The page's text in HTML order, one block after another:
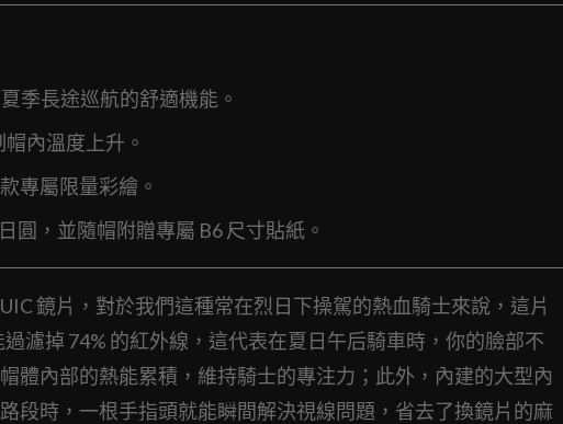
季長途巡航的舒適機能。
內溫度上升。
專屬限量彩繪。
圓，並隨帽附贈專屬 B6 尺寸貼紙。
鏡片，對於我們這種常在烈日下操駕的熱血騎士來說，這片
濾掉 74% 的紅外線，這代表在夏日午后騎車時，你的臉部不
體內部的熱能累積，維持騎士的專注力；此外，內建的大型內
段時，一根手指頭就能瞬間解決視線問題，省去了換鏡片的麻